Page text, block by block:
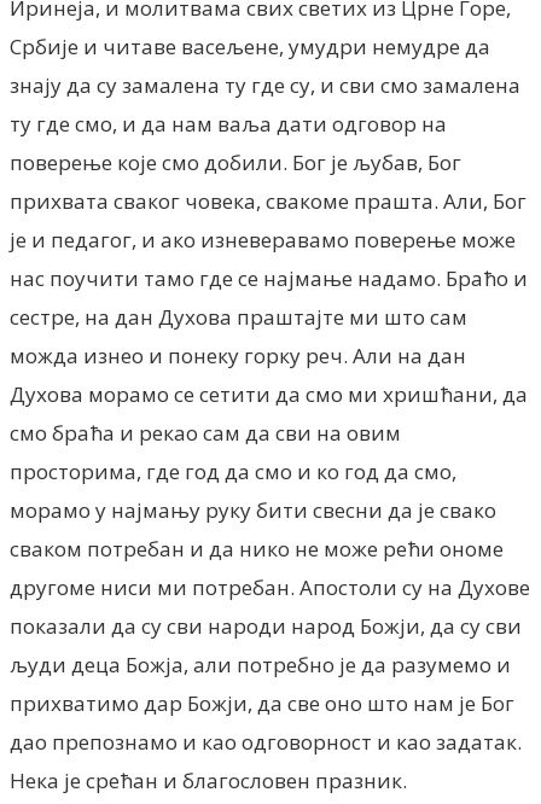
Иринеја, и молитвама свих светих из Црне Горе,
Србије и читаве васељене, умудри немудре да
знају да су замалена ту где су, и сви смо замалена
ту где смо, и да нам ваља дати одговор на
поверење које смо добили. Бог је љубав, Бог
прихвата сваког човека, свакоме прашта. Али, Бог
је и педагог, и ако изневеравамо поверење може
нас поучити тамо где се најмање надамо. Браћо и
сестре, на дан Духова праштајте ми што сам
можда изнео и понеку горку реч. Али на дан
Духова морамо се сетити да смо ми хришћани, да
смо браћа и рекао сам да сви на овим
просторима, где год да смо и ко год да смо,
морамо у најмању руку бити свесни да је свако
сваком потребан и да нико не може рећи ономе
другоме ниси ми потребан. Апостоли су на Духове
показали да су сви народи народ Божји, да су сви
људи деца Божја, али потребно је да разумемо и
прихватимо дар Божји, да све оно што нам је Бог
дао препознамо и као одговорност и као задатак.
Нека је срећан и благословен празник.